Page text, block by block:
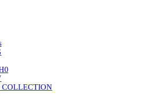
COLLECTION